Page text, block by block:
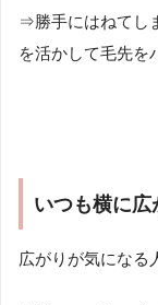
⇒勝手にはねてし
を活かして毛先を
いつも横に広
広がりが気になる